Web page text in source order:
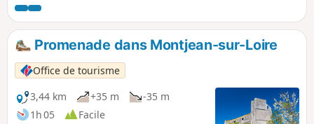
Nicolas Stofflet. Ancien garde-chasse du comte Colbert de
Maulévrier, il devint l'une des figures majeures de
l'insurrection vendéenne avant d'être surpris et arrêté au
point du jour, blessé par les baïonnettes républicaines.
Entre paysages typiques des Mauges et hauts lieux de
mémoire, ce circuit vous guide sur le théâtre d'une nuit
historique qui changea à jamais l'histoire de la région.
Promenade dans Montjean-sur-Loire
Office de tourisme
3,44 km
+35 m
-35 m
1h 05
Facile